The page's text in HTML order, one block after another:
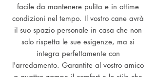
facile da mantenere pulita e in ottime
condizioni nel tempo. Il vostro cane avrà
il suo spazio personale in casa che non
solo rispetta le sue esigenze, ma si
integra perfettamente con
l'arredamento. Garantite al vostro amico